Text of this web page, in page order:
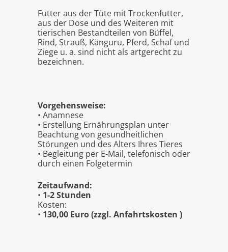
Futter aus der Tüte mit Trockenfutter,
aus der Dose und des Weiteren mit
tierischen Bestandteilen von Büffel,
Rind, Strauß, Känguru, Pferd, Schaf und
Ziege u. a. sind nicht als artgerecht zu
bezeichnen.
Vorgehensweise:
• Anamnese
• Erstellung Ernährungsplan unter
Beachtung von gesundheitlichen
Störungen und des Alters Ihres Tieres
• Begleitung per E-Mail, telefonisch oder
durch einen Folgetermin
Zeitaufwand:
• 1-2 Stunden
Kosten:
• 130,00 Euro (zzgl. Anfahrtskosten )